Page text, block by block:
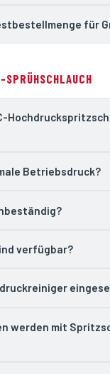
für
Betriebsdruck?
verfügbar?
werden mit